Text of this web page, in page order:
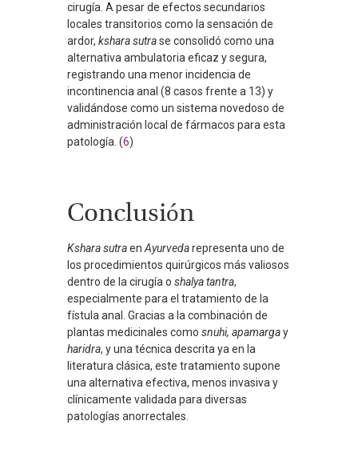
cirugía. A pesar de efectos secundarios
locales transitorios como la sensación de
ardor, kshara sutrase consolidó como una
alternativa ambulatoria eficaz y segura,
registrando una menor incidencia de
incontinencia anal (8 casos frente a 13) y
validándose como un sistema novedoso de
administración local de fármacos para esta
patología. (6)
Conclusión
Kshara sutraen Ayurvedarepresenta uno de
los procedimientos quirúrgicos más valiosos
dentro de la cirugía o shalya tantra,
especialmente para el tratamiento de la
fístula anal. Gracias a la combinación de
plantas medicinales como snuhi, apamargay
haridra, y una técnica descrita ya en la
literatura clásica, este tratamiento supone
una alternativa efectiva, menos invasiva y
clínicamente validada para diversas
patologías anorrectales.